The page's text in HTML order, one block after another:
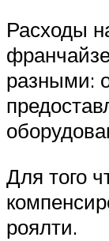
Расходы
разными:
Для того
роялти.